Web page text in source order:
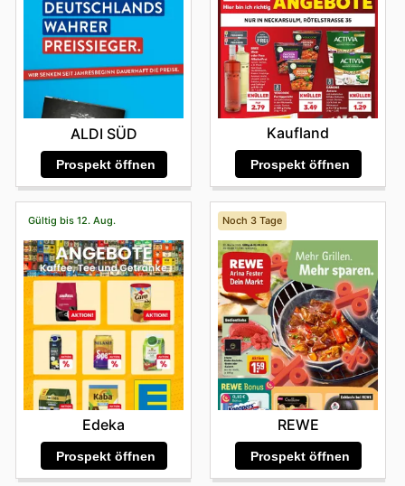
ALDI SÜD
Prospekt öffnen
Kaufland
Prospekt öffnen
Gültig bis 12. Aug.
Edeka
Prospekt öffnen
Noch 3 Tage
REWE
Prospekt öffnen